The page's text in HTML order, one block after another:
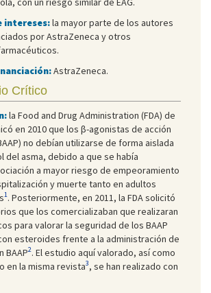
intereses:la mayor parte de los autores
por AstraZeneca y otros
AstraZeneca.
Crítico
la Food and Drug Administration (FDA) de
en 2010 que los β-agonistas de acción
no debían utilizarse de forma aislada
del asma, debido a que se había
a mayor riesgo de empeoramiento
y muerte tanto en adultos
1. Posteriormente, en 2011, la FDA solicitó
que los comercializaban que realizaran
para valorar la seguridad de los BAAP
esteroides frente a la administración de
BAAP2. El estudio aquí valorado, así como
en la misma revista3, se han realizado con